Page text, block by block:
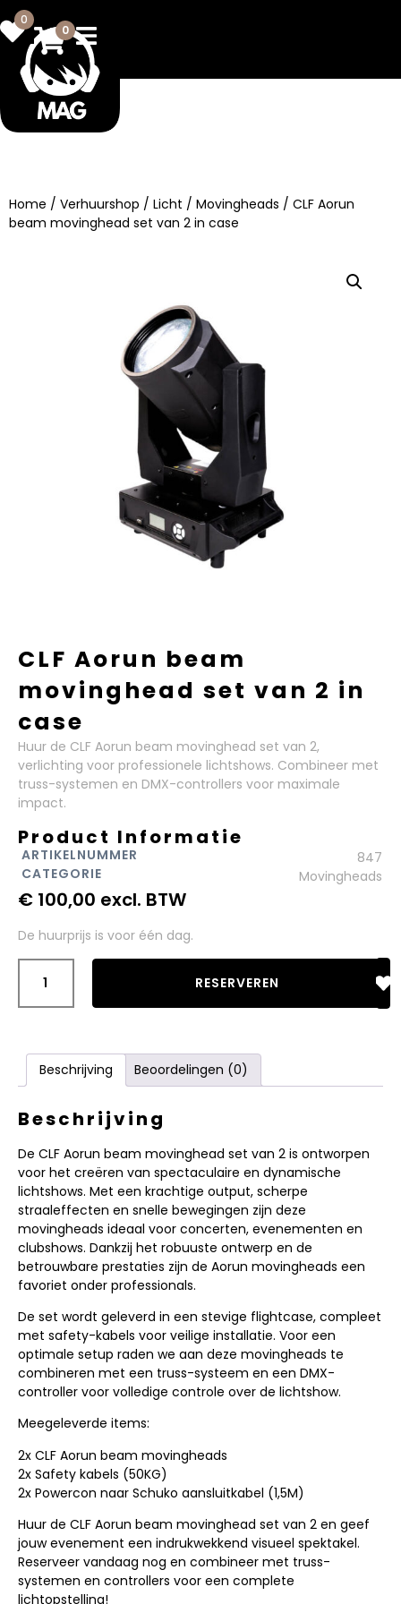
0
0
Home / Verhuurshop / Licht / Movingheads / CLF Aorun
beam movinghead set van 2 in case
CLF Aorun beam
movinghead set van 2 in
case
Huur de CLF Aorun beam movinghead set van 2,
verlichting voor professionele lichtshows. Combineer met
truss-systemen en DMX-controllers voor maximale
impact.
Product Informatie​
ARTIKELNUMMER
847
CATEGORIE
Movingheads
€ 100,00 excl. BTW
De huurprijs is voor één dag.
RESERVEREN
Beschrijving Beoordelingen (0)
Beschrijving
De CLF Aorun beam movinghead set van 2 is ontworpen
voor het creëren van spectaculaire en dynamische
lichtshows. Met een krachtige output, scherpe
straaleffecten en snelle bewegingen zijn deze
movingheads ideaal voor concerten, evenementen en
clubshows. Dankzij het robuuste ontwerp en de
betrouwbare prestaties zijn de Aorun movingheads een
favoriet onder professionals.
De set wordt geleverd in een stevige flightcase, compleet
met safety-kabels voor veilige installatie. Voor een
optimale setup raden we aan deze movingheads te
combineren met een truss-systeem en een DMX-
controller voor volledige controle over de lichtshow.
Meegeleverde items:
2x CLF Aorun beam movingheads
2x Safety kabels (50KG)
2x Powercon naar Schuko aansluitkabel (1,5M)
Huur de CLF Aorun beam movinghead set van 2 en geef
jouw evenement een indrukwekkend visueel spektakel.
Reserveer vandaag nog en combineer met truss-
systemen en controllers voor een complete
lichtopstelling!